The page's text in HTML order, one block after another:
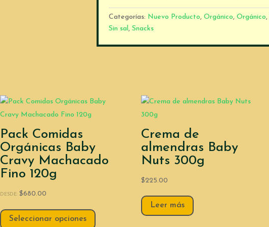
3
pack
Categorías: Nuevo Producto, Orgánico, Orgánico,
Sin sal , Snacks
Pack Comidas
Orgánicas Baby
Cravy Machacado
Fino 120g
DESDE:$680.00
Seleccionar opciones
Crema de
almendras Baby
Nuts 300g
$225.00
Leer más